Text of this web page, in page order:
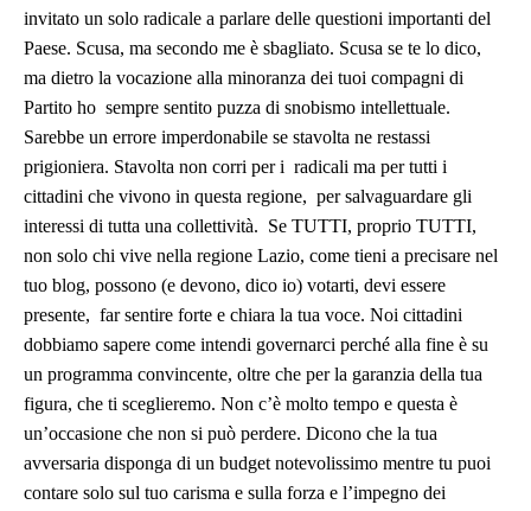
invitato un solo radicale a parlare delle questioni importanti del
Paese. Scusa, ma secondo me è sbagliato. Scusa se te lo dico,
ma dietro la vocazione alla minoranza dei tuoi compagni di
Partito ho sempre sentito puzza di snobismo intellettuale.
Sarebbe un errore imperdonabile se stavolta ne restassi
prigioniera. Stavolta non corri per i radicali ma per tutti i
cittadini che vivono in questa regione, per salvaguardare gli
interessi di tutta una collettività. Se TUTTI, proprio TUTTI,
non solo chi vive nella regione Lazio, come tieni a precisare nel
tuo blog, possono (e devono, dico io) votarti, devi essere
presente, far sentire forte e chiara la tua voce. Noi cittadini
dobbiamo sapere come intendi governarci perché alla fine è su
un programma convincente, oltre che per la garanzia della tua
figura, che ti sceglieremo. Non c’è molto tempo e questa è
un’occasione che non si può perdere. Dicono che la tua
avversaria disponga di un budget notevolissimo mentre tu puoi
contare solo sul tuo carisma e sulla forza e l’impegno dei